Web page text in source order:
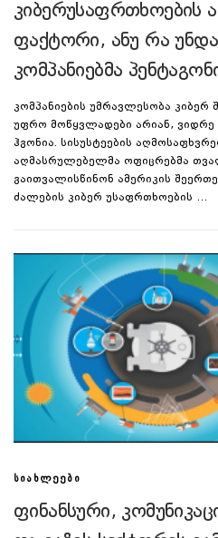
კიბერუსაფრთხოების
ფაქტორი, ანუ რა
კომპანიებმა
კომპანიების უმრავლესობა კიბერ
უფრო მოწყვლადები არიან, ვიდრე
ჰგონია. სისუსტეების
აღმასრულებელმა ოფიცრებმა
გაითვალისწინონ ამერიკის
ძალების კიბერ უსაფრთხოების …
ᲡᲘᲐᲮᲚᲔᲔᲑᲘ
ფინანსური,